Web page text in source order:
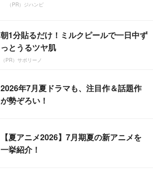
（PR）ジハンピ
朝1分貼るだけ！ミルクピールで一日中ず
っとうるツヤ肌
（PR）サボリーノ
2026年7月夏ドラマも、注目作＆話題作
が勢ぞろい！
【夏アニメ2026】7月期夏の新アニメを
一挙紹介！